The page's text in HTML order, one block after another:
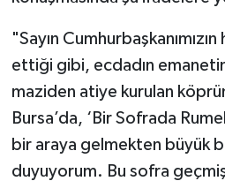
"Sayın
ettiği gibi, ecdadın
maziden atiye kurulan
Bursa’da, ‘Bir Sofrada
bir araya gelmekten büyük
duyuyorum. Bu sofra